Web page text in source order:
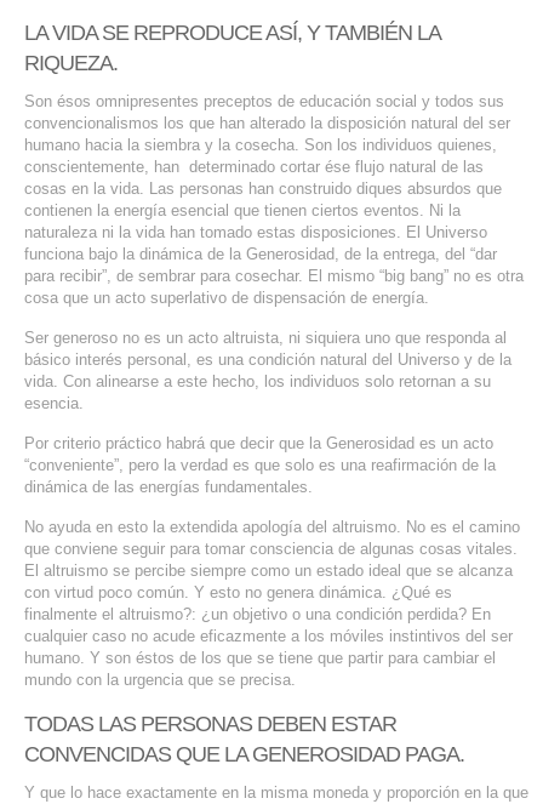
LA VIDA SE REPRODUCE ASÍ, Y TAMBIÉN LA
RIQUEZA.
Son ésos omnipresentes preceptos de educación social y todos sus
convencionalismos los que han alterado la disposición natural del ser
humano hacia la siembra y la cosecha. Son los individuos quienes,
conscientemente, han determinado cortar ése flujo natural de las
cosas en la vida. Las personas han construido diques absurdos que
contienen la energía esencial que tienen ciertos eventos. Ni la
naturaleza ni la vida han tomado estas disposiciones. El Universo
funciona bajo la dinámica de la Generosidad, de la entrega, del “dar
para recibir”, de sembrar para cosechar. El mismo “big bang” no es otra
cosa que un acto superlativo de dispensación de energía.
Ser generoso no es un acto altruista, ni siquiera uno que responda al
básico interés personal, es una condición natural del Universo y de la
vida. Con alinearse a este hecho, los individuos solo retornan a su
esencia.
Por criterio práctico habrá que decir que la Generosidad es un acto
“conveniente”, pero la verdad es que solo es una reafirmación de la
dinámica de las energías fundamentales.
No ayuda en esto la extendida apología del altruismo. No es el camino
que conviene seguir para tomar consciencia de algunas cosas vitales.
El altruismo se percibe siempre como un estado ideal que se alcanza
con virtud poco común. Y esto no genera dinámica. ¿Qué es
finalmente el altruismo?: ¿un objetivo o una condición perdida? En
cualquier caso no acude eficazmente a los móviles instintivos del ser
humano. Y son éstos de los que se tiene que partir para cambiar el
mundo con la urgencia que se precisa.
TODAS LAS PERSONAS DEBEN ESTAR
CONVENCIDAS QUE LA GENEROSIDAD PAGA.
Y que lo hace exactamente en la misma moneda y proporción en la que